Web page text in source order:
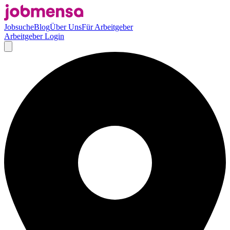
JobsucheBlogÜber UnsFür Arbeitgeber
Arbeitgeber Login